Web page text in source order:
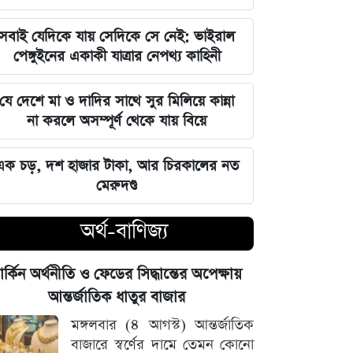
জুলাই স্মৃতি জাদুঘর উদ্বোধন করলেন
প্রধানমন্ত্রী তারেক রহমান
মার্কিন ক্ষেপণাস্ত্র মজুত নিয়ে নতুন তথ্য, কী
বলছে সিএনএন
সালমানের অবয়ব পরিবর্তনের আসল কারণ
ও ষাটোর্ধ্বদের ওজন কমানোর সঠিক নিয়ম
৫ আগস্ট বিজয়ের দিন, ভিন্নমত যেন
শত্রুতায় রূপ না নেয়: প্রধানমন্ত্রী তারেক
রহমান
নিজস্ব অর্থায়নে খালের ওপর বাঁশের সাঁকো
বানিয়ে দিলেন ইউপি চেয়ারম্যান পদপ্রার্থী
শেখ আলমগীর
যেদিকে যায় সেদিকে সে নেই: ভাইরাল
পেঙ্গুইনের একাকী যাত্রার নেপথ্য কাহিনী
যে দেশে মা ও দাদির সাথে সুর মিলিয়ে কান্না
না করলে অসম্পূর্ণ থেকে যায় বিয়ে
চড়, দশ হাজার টাকা, আর চিরকালের নত
মেরুদণ্ড
অর্থ-বাণিজ্য
অর্থনীতি ও ফেডের সিদ্ধান্তের অপেক্ষায়
আন্তর্জাতিক ধাতুর বাজার
মঙ্গলবার (৪ আগস্ট) আন্তর্জাতিক
বাজারে স্বর্ণের দামে তেমন কোনো